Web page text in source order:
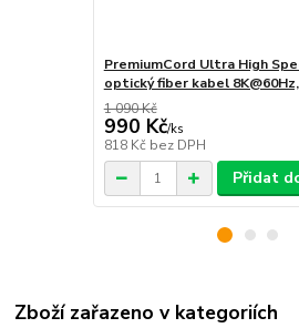
PremiumCord Ultra High
optický fiber kabel
1 090 Kč
990 Kč/ks
818 Kč bez DPH
Přidat
Zboží zařazeno v kategoriích